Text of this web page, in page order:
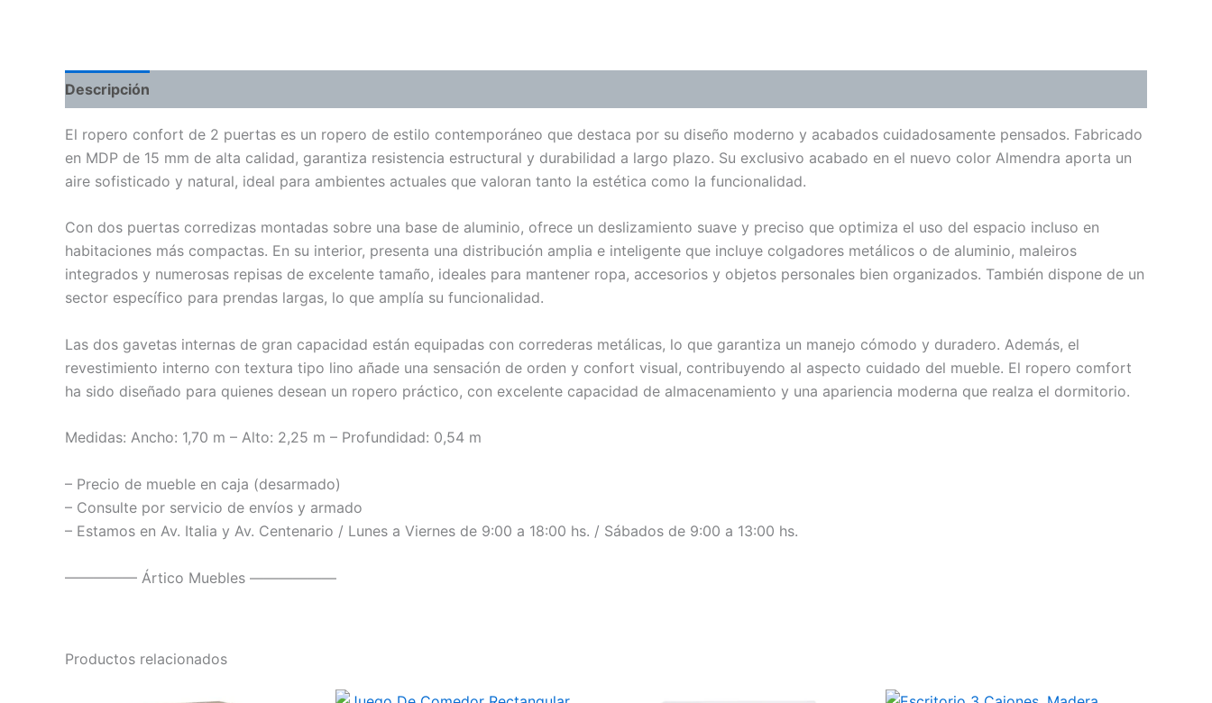
Descripción
El ropero confort de 2 puertas es un ropero de estilo contemporáneo que destaca por su diseño moderno y acabados cuidadosamente pensados. Fabricado
en MDP de 15 mm de alta calidad, garantiza resistencia estructural y durabilidad a largo plazo. Su exclusivo acabado en el nuevo color Almendra aporta un
aire sofisticado y natural, ideal para ambientes actuales que valoran tanto la estética como la funcionalidad.
Con dos puertas corredizas montadas sobre una base de aluminio, ofrece un deslizamiento suave y preciso que optimiza el uso del espacio incluso en
habitaciones más compactas. En su interior, presenta una distribución amplia e inteligente que incluye colgadores metálicos o de aluminio, maleiros
integrados y numerosas repisas de excelente tamaño, ideales para mantener ropa, accesorios y objetos personales bien organizados. También dispone de un
sector específico para prendas largas, lo que amplía su funcionalidad.
Las dos gavetas internas de gran capacidad están equipadas con correderas metálicas, lo que garantiza un manejo cómodo y duradero. Además, el
revestimiento interno con textura tipo lino añade una sensación de orden y confort visual, contribuyendo al aspecto cuidado del mueble. El ropero comfort
ha sido diseñado para quienes desean un ropero práctico, con excelente capacidad de almacenamiento y una apariencia moderna que realza el dormitorio.
Medidas: Ancho: 1,70 m – Alto: 2,25 m – Profundidad: 0,54 m
– Precio de mueble en caja (desarmado)
– Consulte por servicio de envíos y armado
– Estamos en Av. Italia y Av. Centenario / Lunes a Viernes de 9:00 a 18:00 hs. / Sábados de 9:00 a 13:00 hs.
————— Ártico Muebles ——————
Productos relacionados